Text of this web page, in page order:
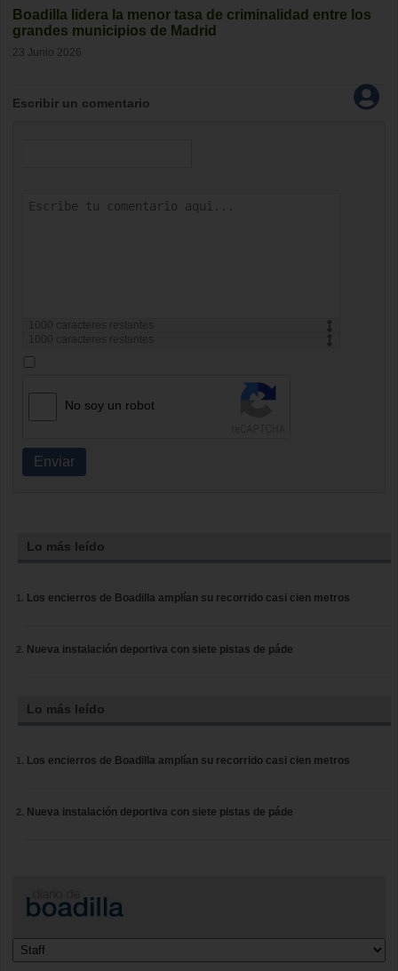
Boadilla lidera la menor tasa de criminalidad entre los
grandes municipios de Madrid
23 Junio 2026
Escribir un comentario
1000
caracteres restantes
1000
caracteres restantes
No soy un robot
Enviar
Lo más leído
Los encierros de Boadilla amplían su recorrido casi cien metros
Nueva instalación deportiva con siete pistas de páde
Lo más leído
Los encierros de Boadilla amplían su recorrido casi cien metros
Nueva instalación deportiva con siete pistas de páde